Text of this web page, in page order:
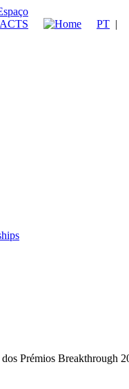
PT |
Prémios Breakthrough